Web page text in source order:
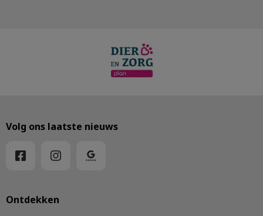
Ontdekken
Volg ons laatste nieuws